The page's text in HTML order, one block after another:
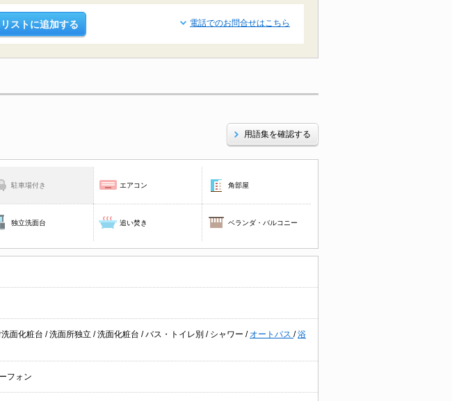
ストに追加する 電話でのお問合せはこちら
用語集を確認する
駐車場付き エアコン 角部屋
独立洗面台 追い焚き ベランダ・バルコニー
面化粧台 /洗面所独立 /洗面化粧台 /バス・トイレ別 / シャワー / オートバス /浴
フォン